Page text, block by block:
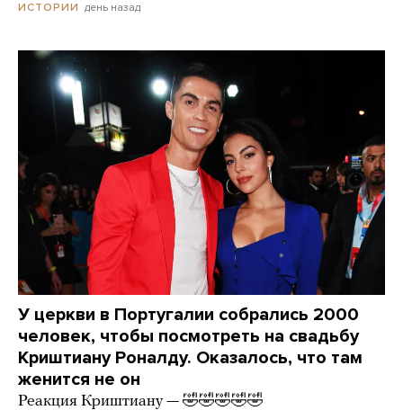
ИСТОРИИ день назад
У церкви в Португалии собрались 2000
человек, чтобы посмотреть на свадьбу
Криштиану Роналду. Оказалось, что там
женится не он
Реакция Криштиану — 🤣🤣🤣🤣🤣